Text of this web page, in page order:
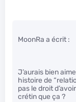
MoonRa a écrit :
J’aurais bien
histoire de
pas le droit
crétin que ça ?